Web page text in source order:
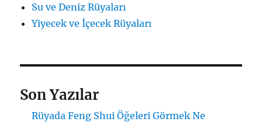
Su ve Deniz Rüyaları
Yiyecek ve İçecek Rüyaları
Son Yazılar
Rüyada Feng Shui Öğeleri Görmek Ne